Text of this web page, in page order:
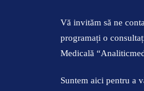
Vă invităm să ne
programați o
Medicală
Suntem aici pentru a